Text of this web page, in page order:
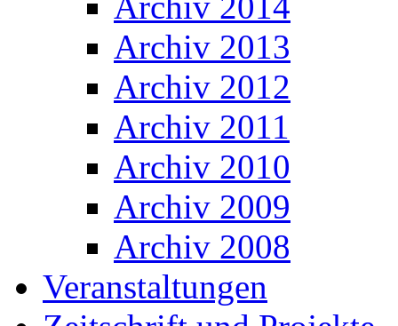
Archiv 2013
Archiv 2012
Archiv 2011
Archiv 2010
Archiv 2009
Archiv 2008
Veranstaltungen